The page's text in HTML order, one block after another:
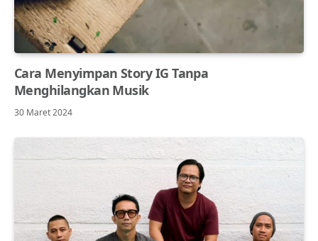
Cara Menyimpan Story IG Tanpa
Menghilangkan Musik
30 Maret 2024